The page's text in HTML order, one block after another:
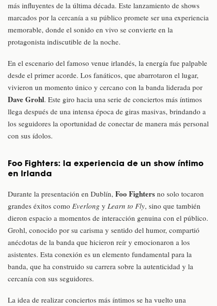
más influyentes de la última década. Este lanzamiento de shows
marcados por la cercanía a su público promete ser una experiencia
memorable, donde el sonido en vivo se convierte en la
protagonista indiscutible de la noche.
En el escenario del famoso venue irlandés, la energía fue palpable
desde el primer acorde. Los fanáticos, que abarrotaron el lugar,
vivieron un momento único y cercano con la banda liderada por
Dave Grohl. Este giro hacia una serie de conciertos más íntimos
llega después de una intensa época de giras masivas, brindando a
los seguidores la oportunidad de conectar de manera más personal
con sus ídolos.
Foo Fighters: la experiencia de un show íntimo
en Irlanda
Durante la presentación en Dublín, Foo Fighters no solo tocaron
grandes éxitos como Everlong y Learn to Fly, sino que también
dieron espacio a momentos de interacción genuina con el público.
Grohl, conocido por su carisma y sentido del humor, compartió
anécdotas de la banda que hicieron reír y emocionaron a los
asistentes. Esta conexión es un elemento fundamental para la
banda, que ha construido su carrera sobre la autenticidad y la
cercanía con sus seguidores.
La idea de realizar conciertos más íntimos se ha vuelto una